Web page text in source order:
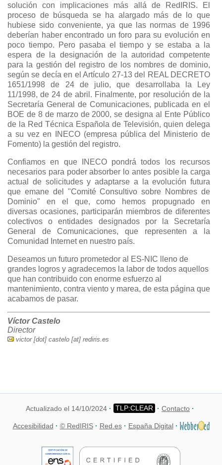
solución con implicaciones más allá de RedIRIS. El
proceso de búsqueda se ha alargado más de lo que
hubiese sido conveniente, ya que las normas de 1996
deberían haber encontrado un foro para su evolución en
poco tiempo. Pero pasaba el tiempo y se estaba a la
espera de la designación de la autoridad competente
para la gestión del registro de los nombres de dominio,
según se decía en el Artículo 27-13 del REAL DECRETO
1651/1998 de 24 de julio, que desarrollaba la Ley
11/1998, de 24 de abril. Finalmente, por resolución de la
Secretaría General de Comunicaciones, publicada en el
BOE de 8 de marzo de 2000, se designa al Ente Público
de la Red Técnica Española de Televisión, quien delega
a su vez en INECO (empresa pública del Ministerio de
Fomento) la gestión del registro.
Confiamos en que INECO pondrá todos los recursos
necesarios para poder absorber lo antes posible la carga
actual de solicitudes y adaptarse a la evolución futura
que emane del "Comité Consultivo sobre Nombres de
Dominio" en el que, como hemos propugnado en
diversas ocasiones, participarán miembros de diferentes
colectivos o entidades designados por la Secretaría
General de Comunicaciones, que representen a la
Comunidad Internet en nuestro país.
Deseamos un futuro prometedor al ES-NIC lleno de
grandes logros y agradecemos la labor de todos aquellos
que han contribuido con enorme esfuerzo al
mantenimiento, contra viento y marea, de esta página que
acabamos de pasar.
Víctor Castelo
Director
victor [dot] castelo [at] rediris.es
Actualizado el 14/10/2024 Contacto
Accesibilidad © RedIRIS Red.es España Digital